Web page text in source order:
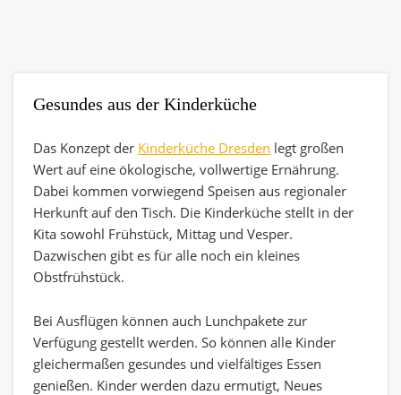
Gesundes aus der Kinderküche
Das Konzept der Kinderküche Dresden legt großen
Wert auf eine ökologische, vollwertige Ernährung.
Dabei kommen vorwiegend Speisen aus regionaler
Herkunft auf den Tisch. Die Kinderküche stellt in der
Kita sowohl Frühstück, Mittag und Vesper.
Dazwischen gibt es für alle noch ein kleines
Obstfrühstück.
Bei Ausflügen können auch Lunchpakete zur
Verfügung gestellt werden. So können alle Kinder
gleichermaßen gesundes und vielfältiges Essen
genießen. Kinder werden dazu ermutigt, Neues